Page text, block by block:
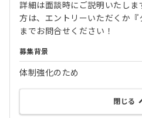
詳細は面談時にご説明いたしま
方は、エントリーいただくか『
までお問合せください！
募集背景
体制強化のため
閉じる